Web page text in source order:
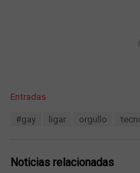
C
o
Entradas
:
#gay ligar orgullo
Noticias relacionadas